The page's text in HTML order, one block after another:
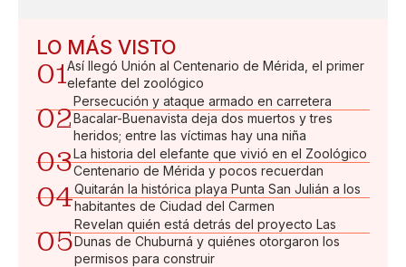
LO MÁS VISTO
01Así llegó Unión al Centenario de Mérida, el primer
elefante del zoológico
02
Persecución y ataque armado en carretera
Bacalar-Buenavista deja dos muertos y tres
heridos; entre las víctimas hay una niña
03La historia del elefante que vivió en el Zoológico
Centenario de Mérida y pocos recuerdan
04Quitarán la histórica playa Punta San Julián a los
habitantes de Ciudad del Carmen
05
Revelan quién está detrás del proyecto Las
Dunas de Chuburná y quiénes otorgaron los
permisos para construir